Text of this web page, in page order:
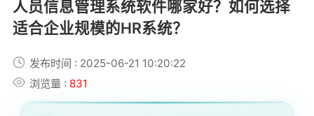
人员信息管理系统软件哪家好？如何选择
适合企业规模的HR系统？
发布时间 : 2025-06-21 10:20:22
浏览量 : 831